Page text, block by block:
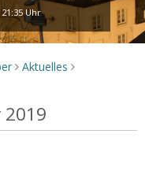
Uhr
> Aktuelles >
2019